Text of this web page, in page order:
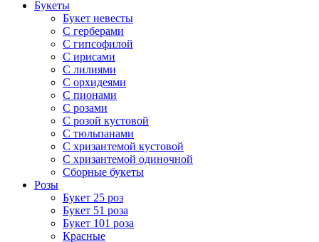
Букеты
Букет невесты
С герберами
С гипсофилой
С ирисами
С лилиями
С орхидеями
С пионами
С розами
С розой кустовой
С тюльпанами
С хризантемой кустовой
С хризантемой одиночной
Сборные букеты
Розы
Букет 25 роз
Букет 51 роза
Букет 101 роза
Красные